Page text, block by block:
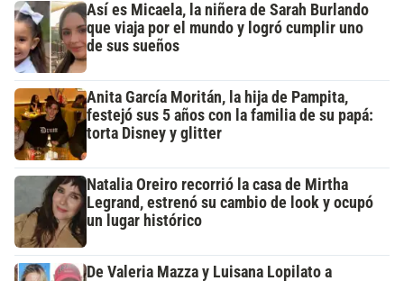
Así es Micaela, la niñera de Sarah Burlando
que viaja por el mundo y logró cumplir uno
de sus sueños
Anita García Moritán, la hija de Pampita,
festejó sus 5 años con la familia de su papá:
torta Disney y glitter
Natalia Oreiro recorrió la casa de Mirtha
Legrand, estrenó su cambio de look y ocupó
un lugar histórico
De Valeria Mazza y Luisana Lopilato a